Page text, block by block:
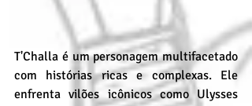
T'Challa é um personagem multifacetado
com histórias ricas e complexas. Ele
enfrenta vilões icônicos como Ulysses